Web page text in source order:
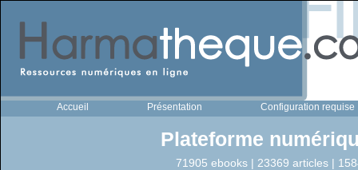
Accueil Présentation Configuration requise
Plateforme
71905 ebooks | 23369 articles |